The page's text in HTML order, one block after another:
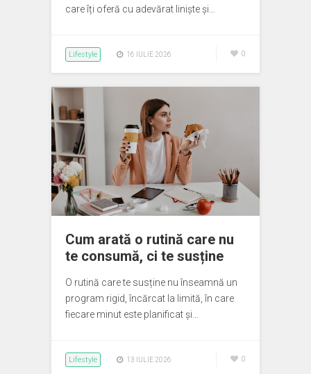
care îți oferă cu adevărat liniște și…
Lifestyle 16 IULIE 2026 0
Cum arată o rutină care nu
te consumă, ci te susține
O rutină care te susține nu înseamnă un
program rigid, încărcat la limită, în care
fiecare minut este planificat și…
Lifestyle 13 IULIE 2026 0